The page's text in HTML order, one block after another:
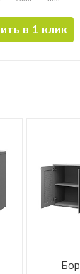
в 1 клик